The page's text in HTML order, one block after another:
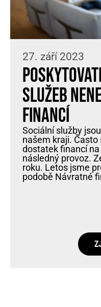
27. září 2023
služeb
financí
Sociální služby
našem kraji.
dostatek financí
následný provoz.
roku. Letos jsme
podobě Návratné